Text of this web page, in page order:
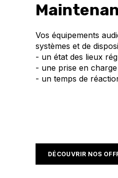
Vos équipements
systèmes et de
- un état des lieux
- une prise en
- un temps de
DÉCOUVRIR NOS